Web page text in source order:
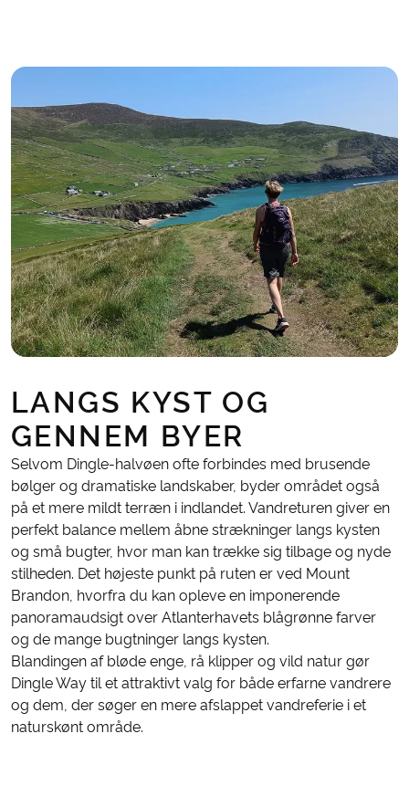
LANGS KYST OG
GENNEM BYER
Selvom Dingle-halvøen ofte forbindes med brusende
bølger og dramatiske landskaber, byder området også
på et mere mildt terræn i indlandet. Vandreturen giver en
perfekt balance mellem åbne strækninger langs kysten
og små bugter, hvor man kan trække sig tilbage og nyde
stilheden. Det højeste punkt på ruten er ved Mount
Brandon, hvorfra du kan opleve en imponerende
panoramaudsigt over Atlanterhavets blågrønne farver
og de mange bugtninger langs kysten.
Blandingen af bløde enge, rå klipper og vild natur gør
Dingle Way til et attraktivt valg for både erfarne vandrere
og dem, der søger en mere afslappet vandreferie i et
naturskønt område.